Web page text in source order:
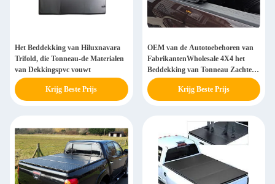
Het Beddekking van Hiluxnavara
Trifold, die Tonneau-de Materialen
van Dekkingspvc vouwt
Krijg Beste Prijs
OEM van de Autotoebehoren van
FabrikantenWholesale 4X4 het
Beddekking van Tonneau Zachte
voor de Toendra Tacoma van Ford
Ranger F150Krijg Beste Prijs